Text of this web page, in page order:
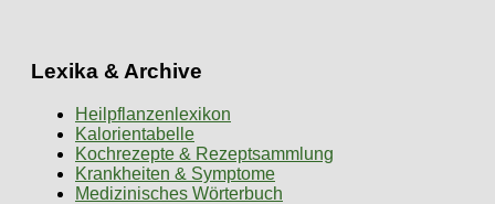
Lexika & Archive
Heilpflanzenlexikon
Kalorientabelle
Kochrezepte & Rezeptsammlung
Krankheiten & Symptome
Medizinisches Wörterbuch